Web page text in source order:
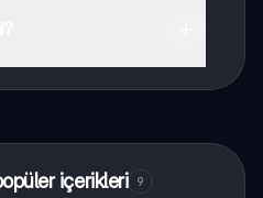
içerikleri 9